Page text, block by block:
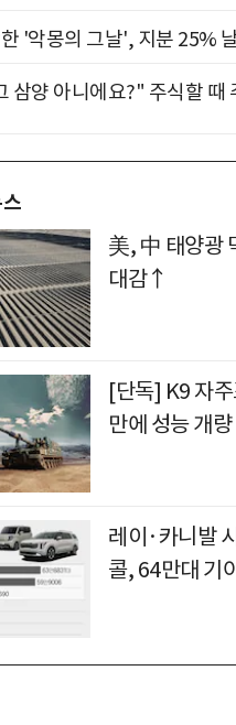
'악몽의 그날', 지분 25%
삼양 아니에요?" 주식할 때
美, 中 태양광
대감↑
[단독] K9 자
만에 성능 개량
레이·카니발
콜, 64만대 기